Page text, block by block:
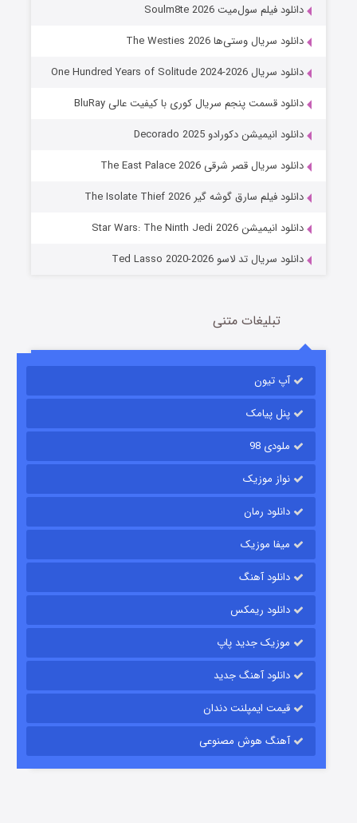
خاندان اژدها فصل ۳
قسمت6 (زیرنویس) منتشر شد
قسمت
دانلود فیلم سول‌میت Soulm8te 2026
دانلود سریال وستی‌ها The Westies 2026
دانلود سریال One Hundred Years of Solitude 2024-2026
دانلود قسمت پنجم سریال کوری با کیفیت عالی BluRay
دانلود انیمیشن دکورادو Decorado 2025
دانلود سریال قصر شرقی The East Palace 2026
دانلود فیلم سارق گوشه گیر The Isolate Thief 2026
دانلود انیمیشن Star Wars: The Ninth Jedi 2026
دانلود سریال تد لاسو Ted Lasso 2020-2026
تبلیغات متنی
آپ تیون
پنل پیامک
ملودی 98
نواز موزیک
دانلود رمان
میفا موزیک
دانلود آهنگ
دانلود ریمکس
موزیک جدید پاپ
دانلود آهنگ جدید
قیمت ایمپلنت دندان
آهنگ هوش مصنوعی